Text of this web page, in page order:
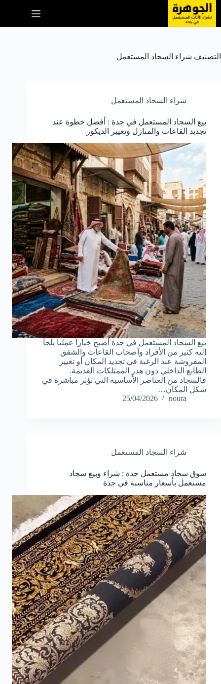
التجاوز
إلى
المحتوى
التصنيف شراء السجاد المستعمل
شراء السجاد المستعمل
بيع السجاد المستعمل في جدة : أفضل خطوة عند
تجديد القاعات والمنازل وتغيير الديكور
بيع السجاد المستعمل في جدة أصبح خياراً عملياً يلجأ
إليه كثير من الأفراد وأصحاب القاعات والشقق
المفروشة عند الرغبة في تجديد المكان أو تغيير
الطابع الداخلي دون هدر الممتلكات القديمة.
فالسجاد من العناصر الأساسية التي تؤثر مباشرة في
شكل المكان…
noura
25/04/2026
شراء السجاد المستعمل
سوق سجاد مستعمل جدة : شراء وبيع سجاد
مستعمل بأسعار مناسبة في جدة